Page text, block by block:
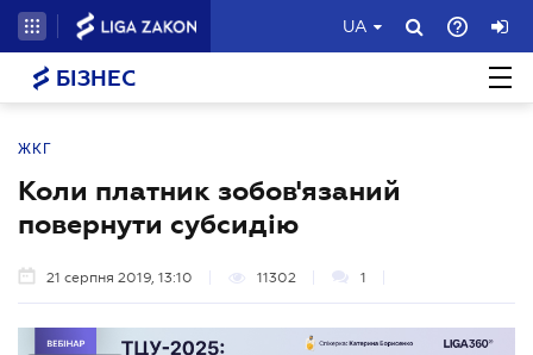
UA
БІЗНЕС
ЖКГ
Коли платник зобов'язаний
повернути субсидію
21 серпня 2019, 13:10 11302 1